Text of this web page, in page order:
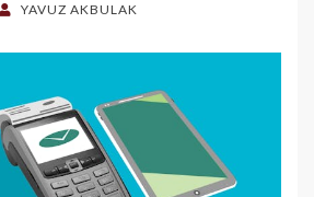
YAVUZ AKBULAK